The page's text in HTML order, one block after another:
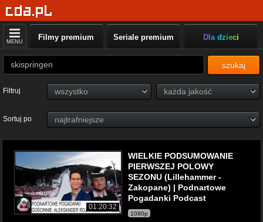
MENU Filmy premium Seriale premium Dla dzieci
szukaj
Filtruj
Sortuj po
01:20:32
WIELKIE PODSUMOWANIE
PIERWSZEJ POLOWY
SEZONU (Lillehammer -
Zakopane) | Podnartowe
Pogadanki Podcast
1080p